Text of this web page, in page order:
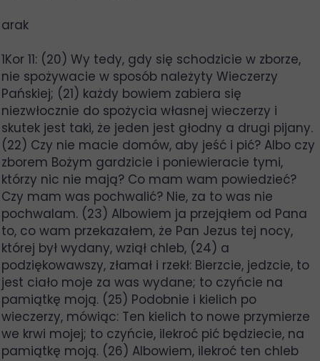
arak
1Kor 11: (20) Wy tedy, gdy się schodzicie w zborze,
nie spożywacie w sposób należyty Wieczerzy
Pańskiej; (21) każdy bowiem zabiera się
niezwłocznie do spożycia własnej wieczerzy i
skutek jest taki, że jeden jest głodny a drugi pijany.
(22) Czy nie macie domów, aby jeść i pić? Albo czy
zborem Bożym gardzicie i poniewieracie tymi,
którzy nic nie mają? Co mam wam powiedzieć?
Czy mam was pochwalić? Nie, za to was nie
pochwalam. (23) Albowiem ja przejąłem od Pana
to, co wam przekazałem, że Pan Jezus tej nocy,
której był wydany, wziął chleb, (24) a
podziękowawszy, złamał i rzekł: Bierzcie, jedzcie, to
jest ciało moje za was wydane; to czyńcie na
pamiątkę moją. (25) Podobnie i kielich po
wieczerzy, mówiąc: Ten kielich to nowe przymierze
we krwi mojej; to czyńcie, ilekroć pić będziecie, na
pamiątkę moją. (26) Albowiem, ilekroć ten chleb